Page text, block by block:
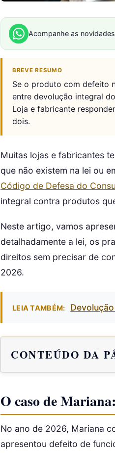
Acompanhe as
BREVE RESUMO
Se o produto com defeito
entre devolução integral
Loja e fabricante
dois.
Muitas lojas e fabricantes
que não existem na lei ou
Código de Defesa do
integral contra produtos
Neste artigo, vamos
detalhadamente a lei, os
direitos sem precisar de
2026.
LEIA TAMBÉM:
CONTEÚDO DA
O caso de
No ano de 2026, Mariana
apresentou defeito de